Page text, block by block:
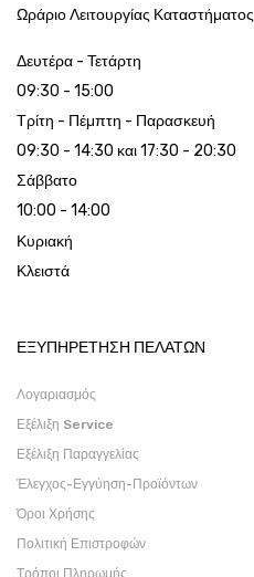
Ωράριο Λειτουργίας Καταστήματος
Δευτέρα - Τετάρτη
09:30 - 15:00
Τρίτη - Πέμπτη - Παρασκευή
09:30 - 14:30 και 17:30 - 20:30
Σάββατο
10:00 - 14:00
Κυριακή
Κλειστά
ΕΞΥΠΗΡΕΤΗΣΗ ΠΕΛΑΤΩΝ
Λογαριασμός
Εξέλιξη Service
Εξέλιξη Παραγγελίας
Έλεγχος-Εγγύηση-Προϊόντων
Όροι Χρήσης
Πολιτική Επιστροφών
Τρόποι Πληρωμής